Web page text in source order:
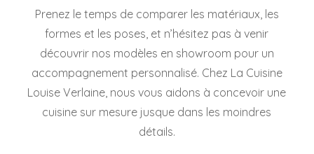
Prenez le temps de comparer les matériaux, les
formes et les poses, et n’hésitez pas à venir
découvrir nos modèles en showroom pour un
accompagnement personnalisé. Chez La Cuisine
Louise Verlaine, nous vous aidons à concevoir une
cuisine sur mesure jusque dans les moindres
détails.